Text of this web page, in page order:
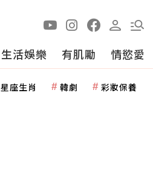
生活娛樂 有肌勵 情慾愛
星座生肖 韓劇 彩妝保養